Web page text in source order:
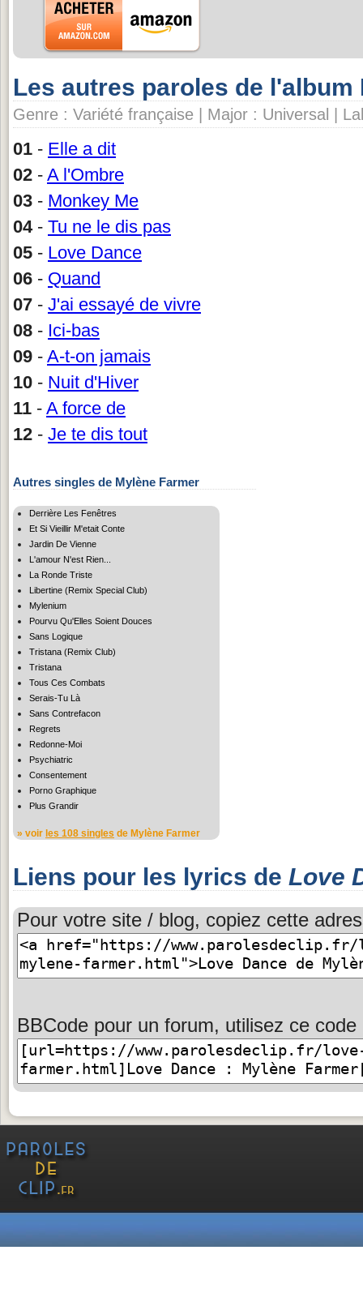
Les autres paroles de l'album
Genre : Variété française | Major : Universal |
01 - Elle a dit
02 - A l'Ombre
03 - Monkey Me
04- Tu ne le dis pas
05 - Love Dance
06 - Quand
07 - J'ai essayé de vivre
08 - Ici-bas
09 - A-t-on jamais
10 - Nuit d'Hiver
11 - A force de
12 - Je te dis tout
Autres singles de Mylène Farmer
Derrière Les Fenêtres
Et Si Vieillir M'etait Conte
Jardin De Vienne
L'amour N'est Rien...
La Ronde Triste
Libertine (Remix Special Club)
Mylenium
Pourvu Qu'Elles Soient Douces
Sans Logique
Tristana (Remix Club)
Tristana
Tous Ces Combats
Serais-Tu Là
Sans Contrefacon
Regrets
Redonne-Moi
Psychiatric
Consentement
Porno Graphique
Plus Grandir
» voir les 108 singles de Mylène Farmer
Liens pour les lyrics de Love
Pour votre site / blog, copiez cette
BBCode pour un forum, utilisez ce code